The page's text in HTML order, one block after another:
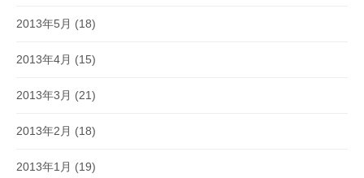
2013年5月 (18)
2013年4月 (15)
2013年3月 (21)
2013年2月 (18)
2013年1月 (19)